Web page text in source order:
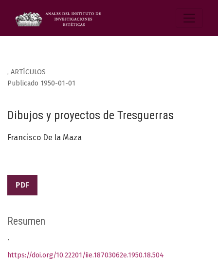
, ARTÍCULOS
Dibujos y proyectos de Tresguerras
Publicado 1950-01-01
Francisco De la Maza
PDF
Resumen
.
https://doi.org/10.22201/iie.18703062e.1950.18.504